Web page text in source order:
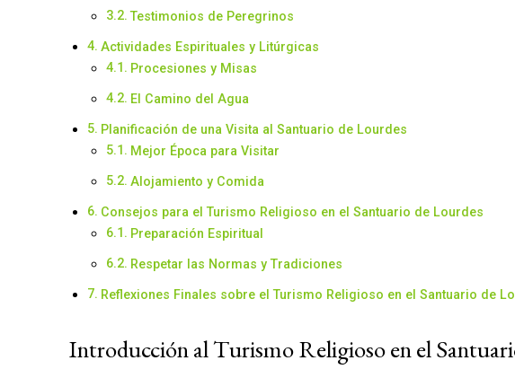
Testimonios de Peregrinos
Actividades Espirituales y Litúrgicas
Procesiones y Misas
El Camino del Agua
Planificación de una Visita al Santuario de Lourdes
Mejor Época para Visitar
Alojamiento y Comida
Consejos para el Turismo Religioso en el Santuario de Lourdes
Preparación Espiritual
Respetar las Normas y Tradiciones
Reflexiones Finales sobre el Turismo Religioso en el Santuario de
Introducción al Turismo Religioso en el